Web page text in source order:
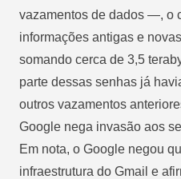
vazamentos de dados —, o
informações antigas e
somando cerca de 3,5
parte dessas senhas já
outros vazamentos
Google nega invasão aos
Em nota, o Google negou
infraestrutura do Gmail e